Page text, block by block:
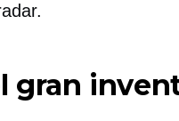
gran